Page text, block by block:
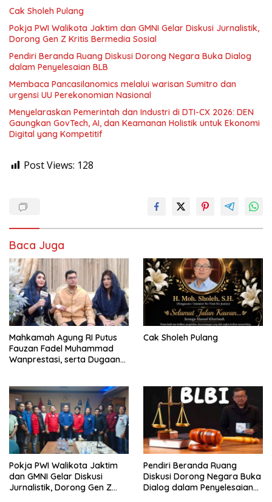
Cak Sholeh Pulang
Pokja PWI Walikota Jaktim dan GMNI Gelar Diskusi Jurnalistik,
Dorong Gen Z Kritis Bermedia Sosial
Pendiri Beranda Ruang Diskusi Dorong Negara Buka Dialog
dalam Penyelesaian BLB
Membaca Pancasilanomics melalui warisan Sumitro dan
urgensi UU Perekonomian Nasional
Menyelaraskan Pemerintah dan Industri di DTI-CX 2026: DEN
Gaungkan GovTech, AI, dan Keamanan Holistik untuk Ekonomi
Digital yang Kompetitif
Post Views: 128
Baca Juga
Mahkamah Agung RI Putus
Fauzan Fadel Muhammad
Wanprestasi, serta Dugaan
Cak Sholeh Pulang
Pokja PWI Walikota Jaktim
dan GMNI Gelar Diskusi
Jurnalistik, Dorong Gen Z
Pendiri Beranda Ruang
Diskusi Dorong Negara Buka
Dialog dalam Penyelesaian